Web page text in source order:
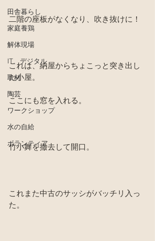
田舎暮らし
家庭養鶏
解体現場
IT、デジタル
取材
陶芸
ワークショップ
水の自給
ボランティア
二階の座板がなくなり、吹き抜けに！
これは、納屋からちょこっと突き出し
た小屋。
ここにも窓を入れる。
竹小舞を撤去して開口。
これまた中古のサッシがバッチリ入っ
た。